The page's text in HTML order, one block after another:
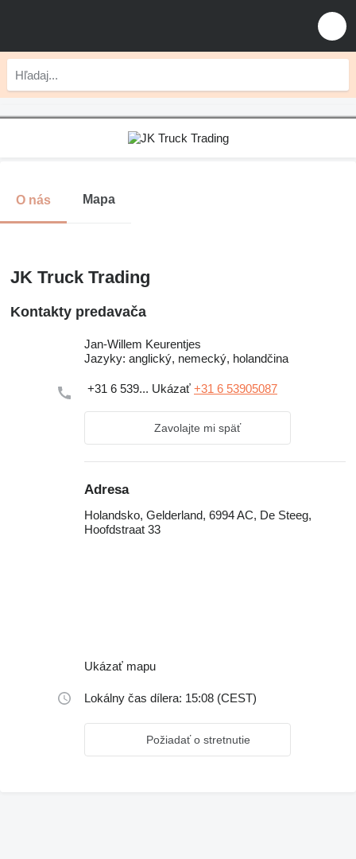
O nás Mapa
JK Truck Trading
Kontakty predavača
Jan-Willem Keurentjes
Jazyky: anglický, nemecký, holandčina
+31 6 539... Ukázať +31 6 53905087
Zavolajte mi späť
Adresa
Holandsko, Gelderland, 6994 AC, De Steeg,
Hoofdstraat 33
Ukázať mapu
Lokálny čas dílera: 15:08 (CEST)
Požiadať o stretnutie